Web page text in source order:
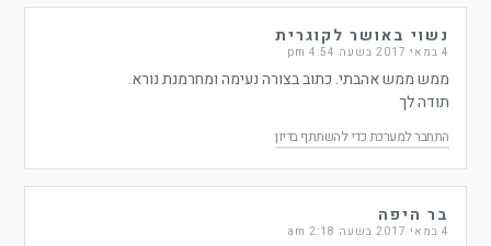
נשוי באושר לקוגרית
4 במאי 2017 בשעה 4:54 pm
ממש ממש אהבתי. כתוב בצורה נעימה ומחרמנת נורא.
תודה לך
התחבר למערכת כדי להשתתף בדיון
בר היפה
4 במאי 2017 בשעה 2:18 am